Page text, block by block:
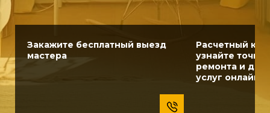
Закажите бесплатный выезд
мастера
Расчетный
узнайте
ремонта и
услуг онлайн